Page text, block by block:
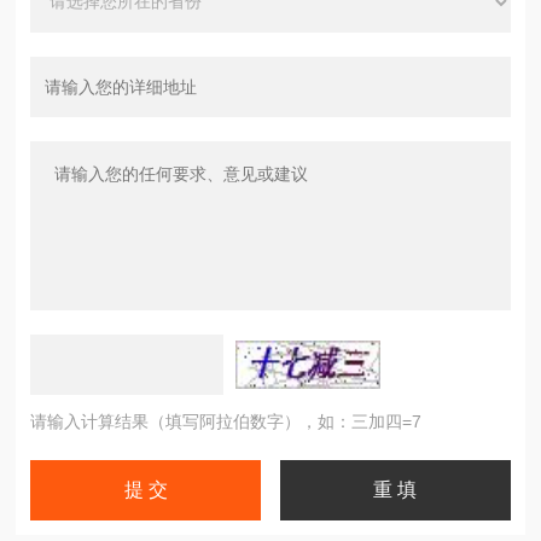
请输入计算结果（填写阿拉伯数字），如：三加四=7